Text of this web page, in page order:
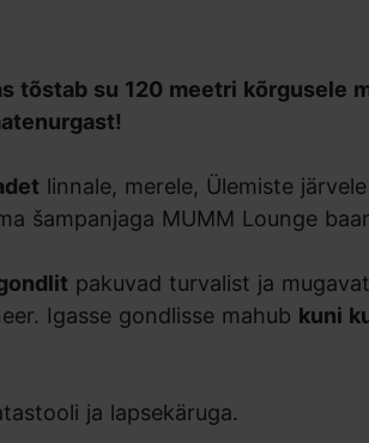
tõstab su 120 meetri kõrgusele
linnale, merele, Ülemiste
šampanjaga MUMM Lounge
pakuvad turvalist ja
Igasse gondlisse mahub kuni
ja lapsekäruga.